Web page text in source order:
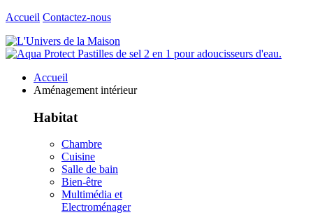
Accueil Contactez-nous
Accueil
Aménagement intérieur
Habitat
Chambre
Cuisine
Salle de bain
Bien-être
Multimédia et
Electroménager